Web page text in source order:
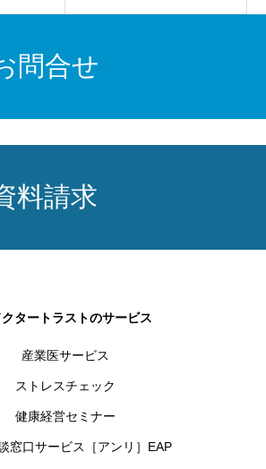
問合せ
料請求
タートラストのサービス
産業医サービス
ストレスチェック
健康経営セミナー
窓口サービス［アンリ］EAP